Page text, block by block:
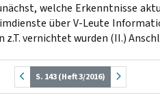
welche Erkenntnisse
über V-Leute
vernichtet wurden (II.)
S. 143 (Heft 3/2016)